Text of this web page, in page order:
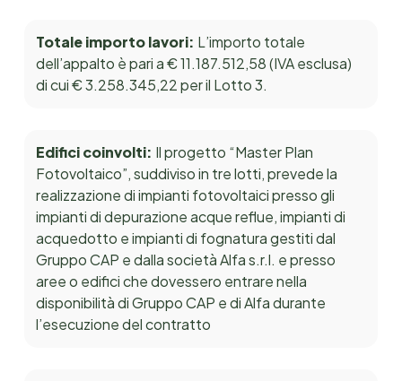
Totale importo lavori: L’importo totale
dell’appalto è pari a € 11.187.512,58 (IVA esclusa)
di cui € 3.258.345,22 per il Lotto 3.
Edifici coinvolti: Il progetto “Master Plan
Fotovoltaico”, suddiviso in tre lotti, prevede la
realizzazione di impianti fotovoltaici presso gli
impianti di depurazione acque reflue, impianti di
acquedotto e impianti di fognatura gestiti dal
Gruppo CAP e dalla società Alfa s.r.l. e presso
aree o edifici che dovessero entrare nella
disponibilità di Gruppo CAP e di Alfa durante
l’esecuzione del contratto